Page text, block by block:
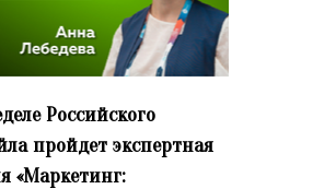
Российского
пройдет экспертная
«Маркетинг: